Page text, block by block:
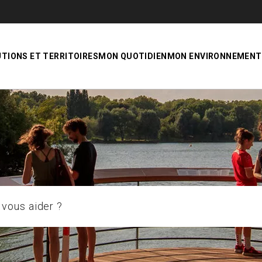
ET TERRITOIRES MON QUOTIDIEN MON ENVIRONNEMENT